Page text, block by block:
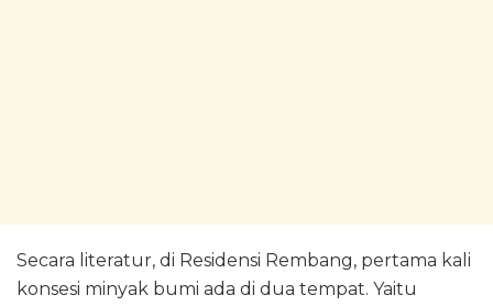
Secara literatur, di Residensi Rembang, pertama kali
konsesi minyak bumi ada di dua tempat. Yaitu